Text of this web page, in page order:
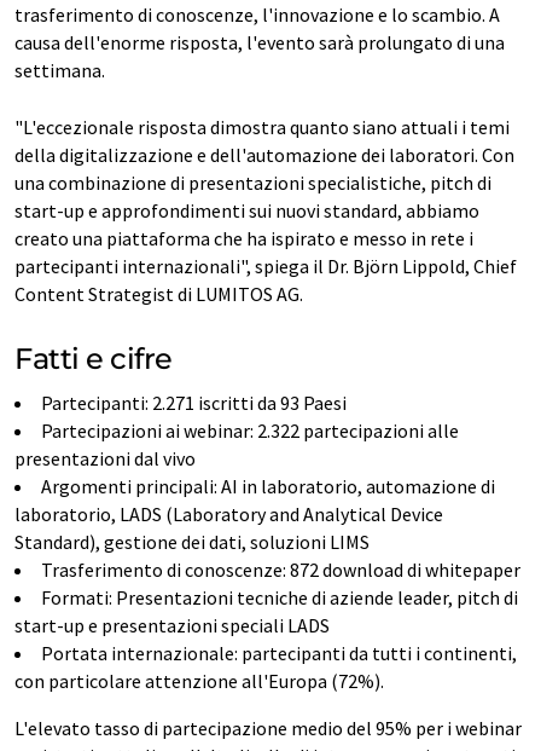
trasferimento di conoscenze, l'innovazione e lo scambio. A
causa dell'enorme risposta, l'evento sarà prolungato di una
settimana.
"L'eccezionale risposta dimostra quanto siano attuali i temi
della digitalizzazione e dell'automazione dei laboratori. Con
una combinazione di presentazioni specialistiche, pitch di
start-up e approfondimenti sui nuovi standard, abbiamo
creato una piattaforma che ha ispirato e messo in rete i
partecipanti internazionali", spiega il Dr. Björn Lippold, Chief
Content Strategist di LUMITOS AG.
Fatti e cifre
Partecipanti: 2.271 iscritti da 93 Paesi
Partecipazioni ai webinar: 2.322 partecipazioni alle
presentazioni dal vivo
Argomenti principali: AI in laboratorio, automazione di
laboratorio, LADS (Laboratory and Analytical Device
Standard), gestione dei dati, soluzioni LIMS
Trasferimento di conoscenze: 872 download di whitepaper
Formati: Presentazioni tecniche di aziende leader, pitch di
start-up e presentazioni speciali LADS
Portata internazionale: partecipanti da tutti i continenti,
con particolare attenzione all'Europa (72%).
L'elevato tasso di partecipazione medio del 95% per i webinar